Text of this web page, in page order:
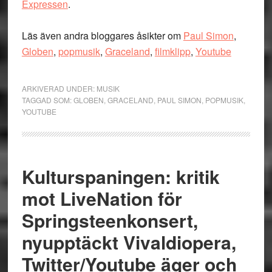
Expressen.
Läs även andra bloggares åsikter om Paul Simon,
Globen, popmusik, Graceland, filmklipp, Youtube
ARKIVERAD UNDER: MUSIK
TAGGAD SOM:GLOBEN GRACELAND PAUL SIMON POPMUSIK,
YOUTUBE
Kulturspaningen: kritik
mot LiveNation för
Springsteenkonsert,
nyupptäckt Vivaldiopera,
Twitter/Youtube äger och